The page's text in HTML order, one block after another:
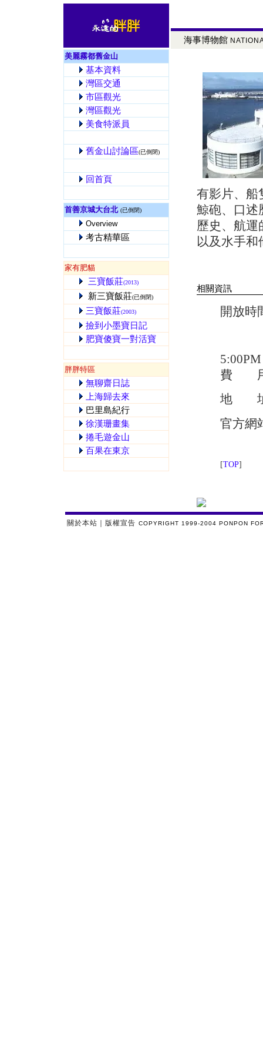
美麗霧都舊金山
基本資料
灣區交通
市區觀光
灣區觀光
美食特派員
舊金山討論區(已倒閉)
回首頁
首善京城大台北 (已倒閉)
Overview
考古精華區
家有肥貓
三寶飯莊(2013)
新三寶飯莊(已倒閉)
三寶飯莊(2003)
撿到小墨寶日記
肥寶傻寶一對活寶
胖胖特區
無聊齋日誌
上海歸去來
巴里島紀行
徐漢珊畫集
捲毛遊金山
百果在東京
海事博物館
有影片、船
鯨砲、口述
歷史、航運
以及水手
相關資訊
開放時
5:00PM
費 用
地 址
官方網
[TOP]
關於本站｜版權宣告 COPYRIGHT 1999-2004 PONPON